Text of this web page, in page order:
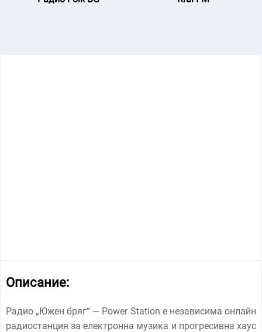
Описание:
Радио „Южен бряг“ — Power Station е независима онлайн
радиостанция за електронна музика и прогресивна хаус